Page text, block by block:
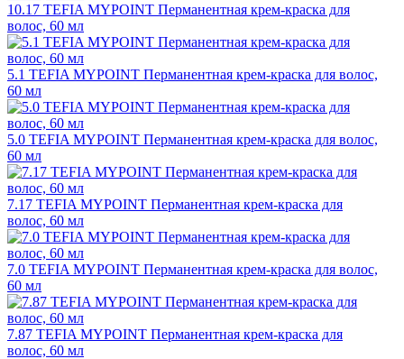
10.17 TEFIA MYPOINT Перманентная крем-краска для
волос, 60 мл
5.1 TEFIA MYPOINT Перманентная крем-краска для волос,
60 мл
5.0 TEFIA MYPOINT Перманентная крем-краска для волос,
60 мл
7.17 TEFIA MYPOINT Перманентная крем-краска для
волос, 60 мл
7.0 TEFIA MYPOINT Перманентная крем-краска для волос,
60 мл
7.87 TEFIA MYPOINT Перманентная крем-краска для
волос, 60 мл